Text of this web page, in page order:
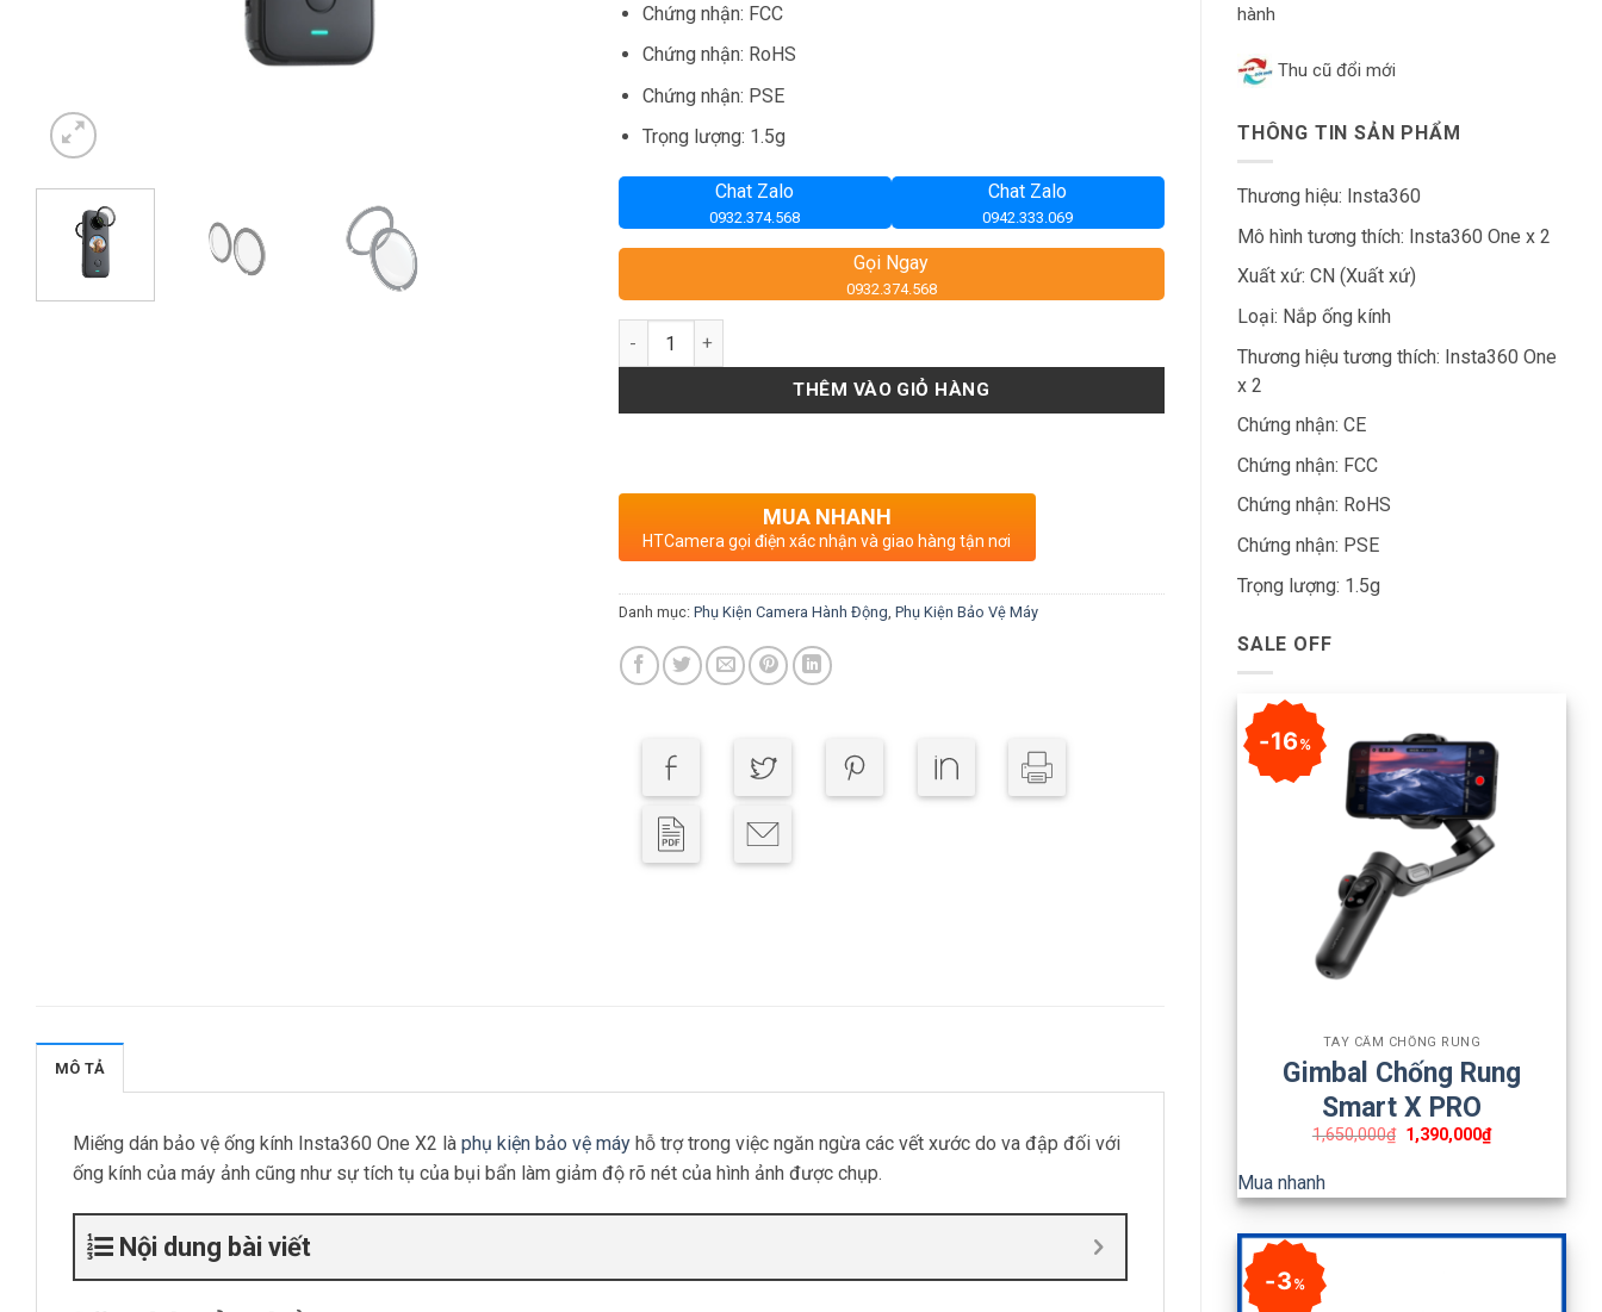
hành
Thu cũ đổi mới
THÔNG TIN SẢN PHẨM
Thương hiệu: Insta360
Mô hình tương thích: Insta360 One x 2
Xuất xứ: CN (Xuất xứ)
Loại: Nắp ống kính
Thương hiệu tương thích: Insta360 One
x 2
Chứng nhận: CE
Chứng nhận: FCC
Chứng nhận: RoHS
Chứng nhận: PSE
Trọng lượng: 1.5g
SALE OFF
16%
TAY CẦM CHỐNG RUNG
Gimbal Chống Rung
Smart X PRO
1,650,000₫ 1,390,000₫
Mua nhanh
3%
Chứng nhận: FCC
Chứng nhận: RoHS
Chứng nhận: PSE
Trọng lượng: 1.5g
Chat Zalo
0932.374.568
Chat Zalo
0942.333.069
Gọi Ngay
0932.374.568
Số lượng
THÊM VÀO GIỎ HÀNG
MUA NHANH
HTCamera gọi điện xác nhận và giao hàng tận nơi
Danh mục: Phụ Kiện Camera Hành Động Phụ Kiện Bảo Vệ Máy
MÔ TẢ
Miếng dán bảo vệ ống kính Insta360 One X2 là phụ kiện bảo vệ máy hỗ trợ trong việc ngăn ngừa các vết xước do va đập đối với
ống kính của máy ảnh cũng như sự tích tụ của bụi bẩn làm giảm độ rõ nét của hình ảnh được chụp.
Nội dung bài viết